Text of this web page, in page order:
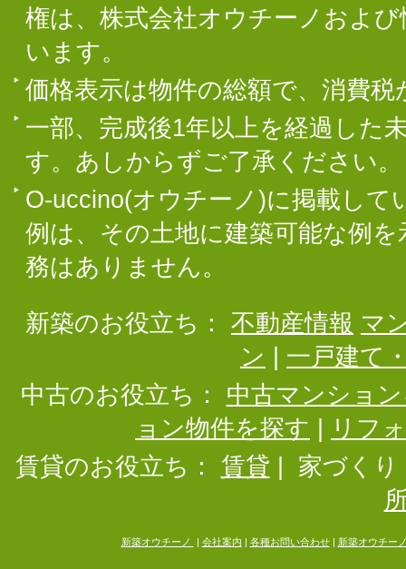
権は、株式会社オウチーノおよ
います。
価格表示は物件の総額で、消費
一部、完成後1年以上を経過した
す。あしからずご了承ください。
O-uccino(オウチーノ)に掲載して
例は、その土地に建築可能な例
務はありません。
新築のお役立ち： 不動産情報 マ
ン
一戸建て
中古のお役立ち：
中古マンショ
ョン物件を探す
リフ
賃貸のお役立ち：
賃貸
家づくり
新築オウチーノ 会社案内 各種お問い合わせ| 新築オウチー